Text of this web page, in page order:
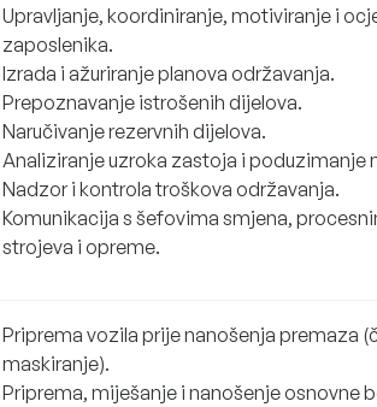
Upravljanje, koordiniranje, motiviranje i
zaposlenika.
Izrada i ažuriranje planova održavanja.
Prepoznavanje istrošenih dijelova.
Naručivanje rezervnih dijelova.
Analiziranje uzroka zastoja i poduzimanje
Nadzor i kontrola troškova održavanja.
Komunikacija s šefovima smjena,
strojeva i opreme.
Priprema vozila prije nanošenja premaza
maskiranje).
Priprema, miješanje i nanošenje osnovne